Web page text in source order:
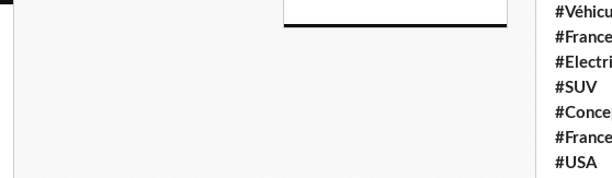
#SUV
#France
#USA